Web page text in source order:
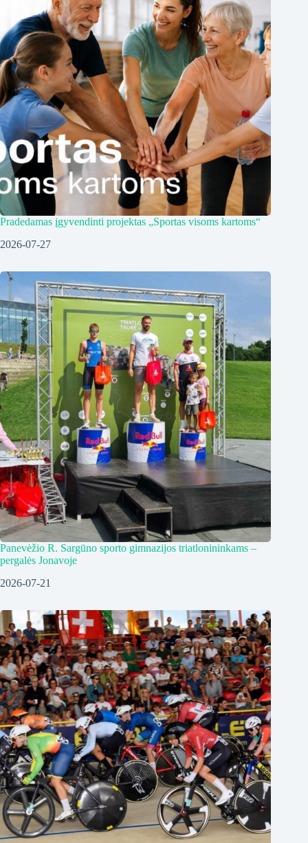
Pradedamas įgyvendinti projektas „Sportas visoms kartoms“
2026-07-27
Panevėžio R. Sargūno sporto gimnazijos triatlonininkams –
pergalės Jonavoje
2026-07-21